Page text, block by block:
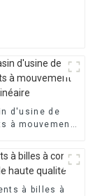
d'usine de
à mouvement
à billes à